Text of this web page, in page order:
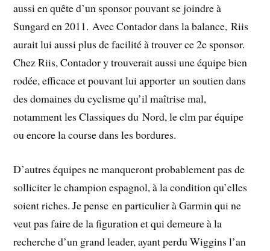
aussi en quête d’un sponsor pouvant se joindre à
Sungard en 2011. Avec Contador dans la balance, Riis
aurait lui aussi plus de facilité à trouver ce 2e sponsor.
Chez Riis, Contador y trouverait aussi une équipe bien
rodée, efficace et pouvant lui apporter un soutien dans
des domaines du cyclisme qu’il maîtrise mal,
notamment les Classiques du Nord, le clm par équipe
ou encore la course dans les bordures.
D’autres équipes ne manqueront probablement pas de
solliciter le champion espagnol, à la condition qu’elles
soient riches. Je pense en particulier à Garmin qui ne
veut pas faire de la figuration et qui demeure à la
recherche d’un grand leader, ayant perdu Wiggins l’an